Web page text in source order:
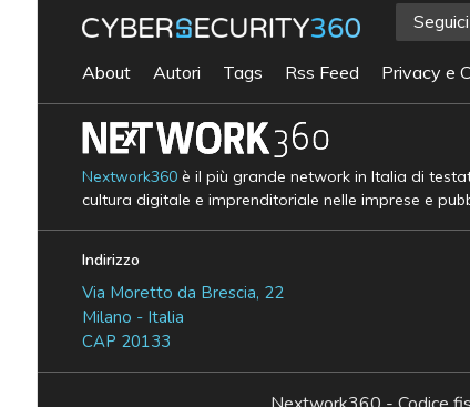
Seguici
About Autori Tags Rss Feed Privacy e
Nextwork360è il più grande network in Italia di
cultura digitale e imprenditoriale nelle imprese e
Indirizzo
Via Moretto da Brescia, 22
Milano - Italia
CAP 20133